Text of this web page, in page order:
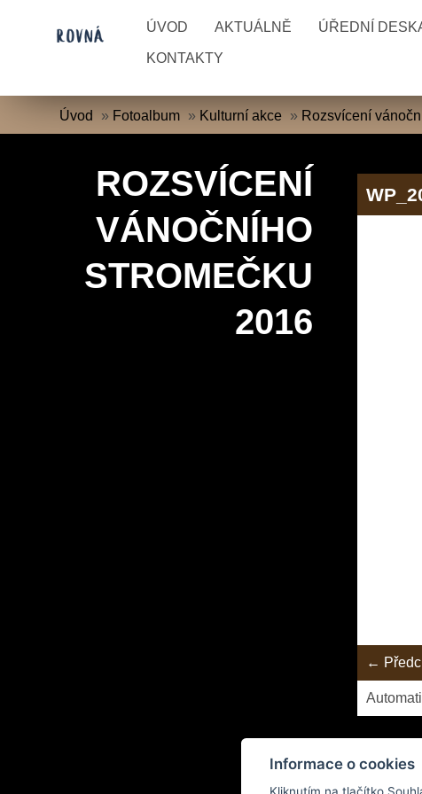
ÚVOD AKTUÁLNĚ ÚŘEDNÍ
KONTAKTY
Úvod » Fotoalbum » Kulturní akce » Rozsvícení
ROZSVÍCENÍ
VÁNOČNÍHO
STROMEČKU
2016
←
Informace o cookies